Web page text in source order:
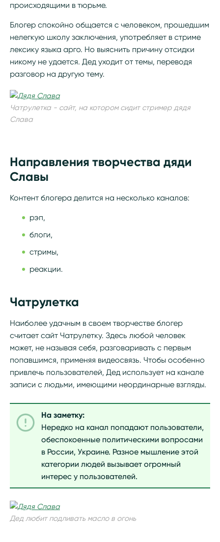
происходящими в тюрьме.
Блогер спокойно общается с человеком, прошедшим
нелегкую школу заключения, употребляет в стриме
лексику языка арго. Но выяснить причину отсидки
никому не удается. Дед уходит от темы, переводя
разговор на другую тему.
Чатрулетка - сайт, на котором сидит стример дядя
Слава
Направления творчества дяди
Славы
Контент блогера делится на несколько каналов:
рэп,
блоги,
стримы,
реакции.
Чатрулетка
Наиболее удачным в своем творчестве блогер
считает сайт Чатрулетку. Здесь любой человек
может, не называя себя, разговаривать с первым
попавшимся, применяя видеосвязь. Чтобы особенно
привлечь пользователей, Дед использует на канале
записи с людьми, имеющими неординарные взгляды.
На заметку:
Нередко на канал попадают пользователи,
обеспокоенные политическими вопросами
в России, Украине. Разное мышление этой
категории людей вызывает огромный
интерес у пользователей.
Дед любит подливать масло в огонь